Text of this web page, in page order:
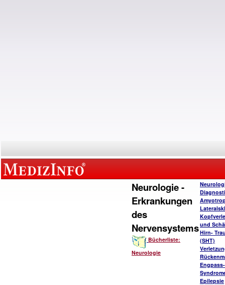
Neurologie -
Erkrankungen
des
Nervensystems
Bücherliste:
Neurologie
und
Hirn-
(SHT)
Engpass-
Epilepsie